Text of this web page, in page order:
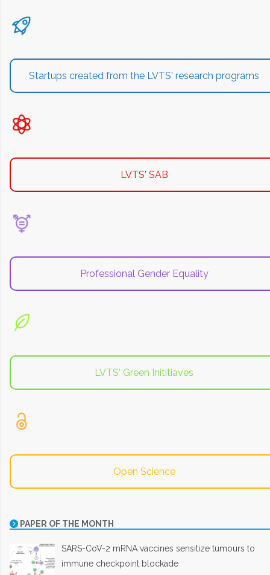
Startups created from the LVTS' research programs
LVTS' SAB
Professional Gender Equality
LVTS' Green Inititiaves
Open Science
PAPER OF THE MONTH
SARS-CoV-2 mRNA vaccines sensitize tumours to
immune checkpoint blockade